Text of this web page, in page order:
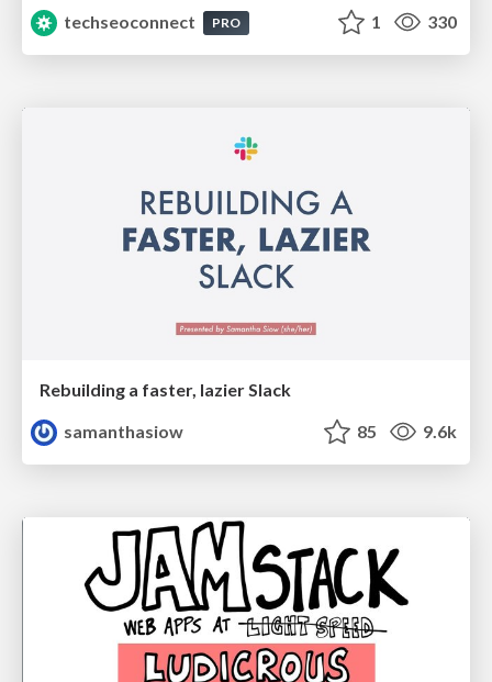
techseoconnect PRO 1 330
Rebuilding a faster, lazier Slack
samanthasiow
85 9.6k